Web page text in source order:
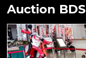
Auction BDS